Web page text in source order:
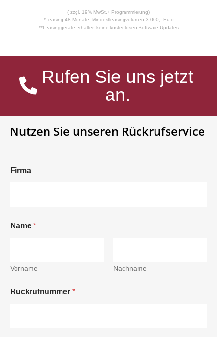
( zzgl. 19% MwSt.+ Programmierung)
*Leasing 48 Monate; Mindestleasingvolumen 3.000,- Euro
**Leasinggeräte erhalten keine kostenlosen Software-Updates
Rufen Sie uns jetzt
an.
Nutzen Sie unseren Rückrufservice
Firma
Name *
Vorname Nachname
Rückrufnummer *